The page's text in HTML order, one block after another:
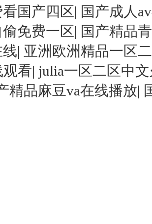
国产四区| 国产成人
免费一区| 国产精品
| 亚洲欧洲精品一区
观看| julia一区二区中
精品麻豆va在线播放|